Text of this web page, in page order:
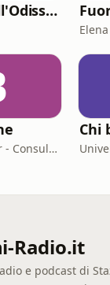
Le donne dell'Odissea
Alessandro Poser - Consulente Finanziario Fineco
Chi
Radio.it
e podcast di